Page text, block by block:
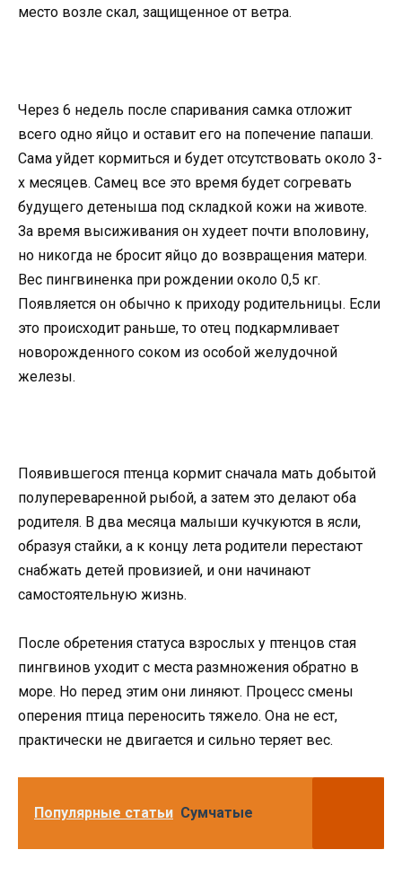
место возле скал, защищенное от ветра.
Через 6 недель после спаривания самка отложит
всего одно яйцо и оставит его на попечение папаши.
Сама уйдет кормиться и будет отсутствовать около 3-
х месяцев. Самец все это время будет согревать
будущего детеныша под складкой кожи на животе.
За время высиживания он худеет почти вполовину,
но никогда не бросит яйцо до возвращения матери.
Вес пингвиненка при рождении около 0,5 кг.
Появляется он обычно к приходу родительницы. Если
это происходит раньше, то отец подкармливает
новорожденного соком из особой желудочной
железы.
Появившегося птенца кормит сначала мать добытой
полупереваренной рыбой, а затем это делают оба
родителя. В два месяца малыши кучкуются в ясли,
образуя стайки, а к концу лета родители перестают
снабжать детей провизией, и они начинают
самостоятельную жизнь.
После обретения статуса взрослых у птенцов стая
пингвинов уходит с места размножения обратно в
море. Но перед этим они линяют. Процесс смены
оперения птица переносить тяжело. Она не ест,
практически не двигается и сильно теряет вес.
Популярные статьи Сумчатые